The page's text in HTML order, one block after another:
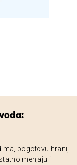
pogotovu hrani,
menjaju i